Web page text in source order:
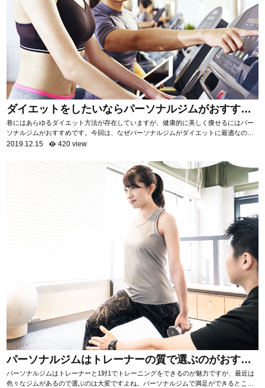
ダイエットをしたいならパーソナルジムがおすす
め！
巷にはあらゆるダイエット方法が存在していますが、健康的に美しく痩せるにはパー
ソナルジムがおすすめです。今回は、なぜパーソナルジムがダイエットに最適なのか
を項目ごとに分けて、詳しく解説いたします。 自...
2019.12.15 420 view
パーソナルジムはトレーナーの質で選ぶのがおすす
め！
パーソナルジムはトレーナーと1対1でトレーニングをできるのが魅力ですが、最近は
色々なジムがあるので選ぶのは大変ですよね。パーソナルジムで満足ができるところ